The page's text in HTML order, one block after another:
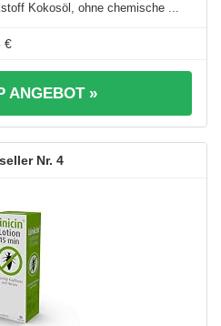
Kokosöl, ohne chemische ...
€
ANGEBOT »
4